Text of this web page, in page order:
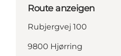
Route anzeigen
Rubjergvej 100
9800 Hjørring